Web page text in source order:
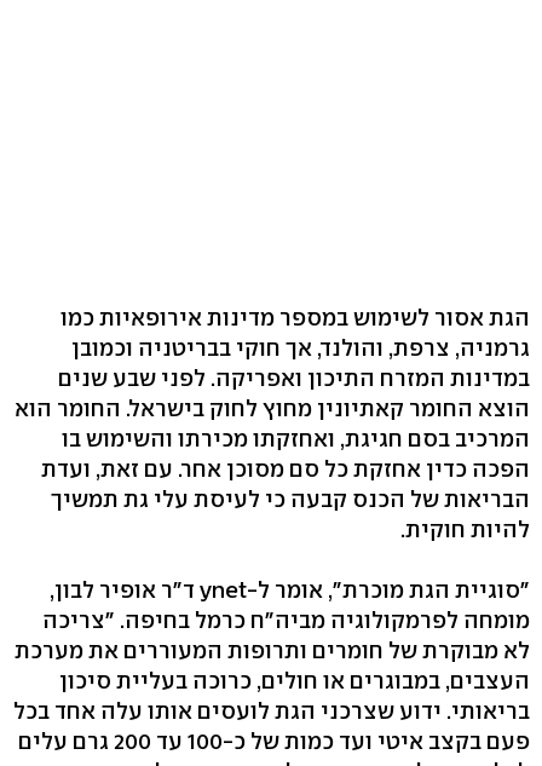
הגת אסור לשימוש במספר מדינות אירופאיות כמו
גרמניה, צרפת, והולנד, אך חוקי בבריטניה וכמובן
במדינות המזרח התיכון ואפריקה. לפני שבע שנים
הוצא החומר קאתיונין מחוץ לחוק בישראל. החומר הוא
המרכיב בסם חגיגת, ואחזקתו מכירתו והשימוש בו
הפכה כדין אחזקת כל סם מסוכן אחר. עם זאת, ועדת
הבריאות של הכנס קבעה כי לעיסת עלי גת תמשיך
להיות חוקית.
"סוגיית הגת מוכרת", אומר ל-ynet ד"ר אופיר לבון,
מומחה לפרמקולוגיה מביה"ח כרמל בחיפה. "צריכה
לא מבוקרת של חומרים ותרופות המעוררים את מערכת
העצבים, במבוגרים או חולים, כרוכה בעליית סיכון
בריאותי. ידוע שצרכני הגת לועסים אותו עלה אחד בכל
פעם בקצב איטי ועד כמות של כ-100 עד 200 גרם עלים